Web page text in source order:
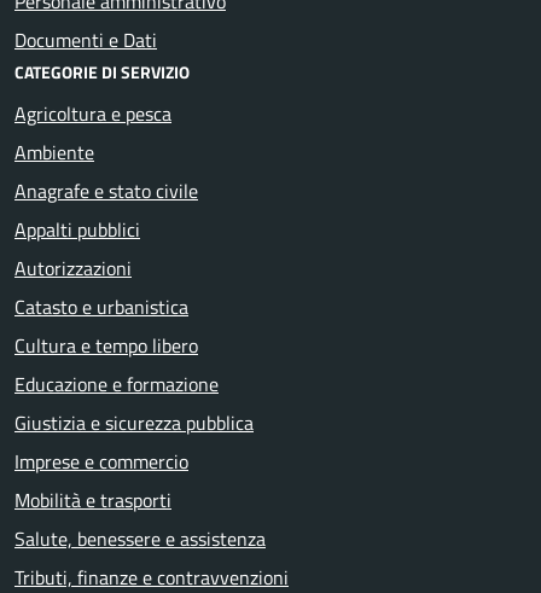
Documenti e Dati
CATEGORIE DI SERVIZIO
Agricoltura e pesca
Ambiente
Anagrafe e stato civile
Appalti pubblici
Autorizzazioni
Catasto e urbanistica
Cultura e tempo libero
Educazione e formazione
Giustizia e sicurezza pubblica
Imprese e commercio
Mobilità e trasporti
Salute, benessere e assistenza
Tributi, finanze e contravvenzioni